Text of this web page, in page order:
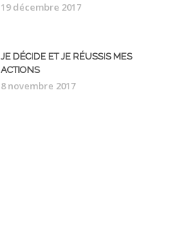
19 décembre 2017
JE DÉCIDE ET JE RÉUSSIS MES
ACTIONS
8 novembre 2017